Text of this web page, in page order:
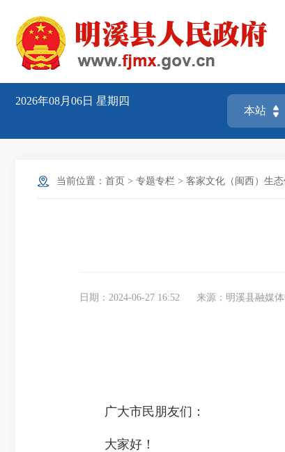
2026年08月06日 星期四
当前位置： 首页 > 专题专栏 > 客家文化（闽西）生
日期：2024-06-27 16:52 来源：明溪县融媒
广大市民朋友们：
大家好！